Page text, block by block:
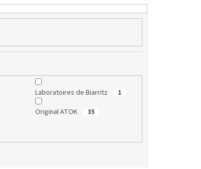
Laboratoires de Biarritz 1
Original ATOK 35